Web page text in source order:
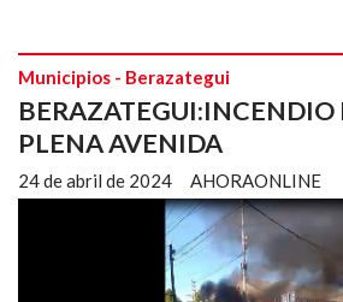
BERAZATEGUI:INCENDIO
PLENA AVENIDA
AHORAONLINE
Municipios - Berazategui
24 de abril de 2024